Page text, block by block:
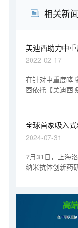
相关新闻
美迪西助力中
LQ036获批临床
2022-02-17
在针对中重度哮
西依托【美迪西
提供了有力支撑
全球首家吸入
近3亿元B轮融资
2024-07-31
7月31日，上海
纳米抗体创新药
亿元人民币。
入式大分子药物